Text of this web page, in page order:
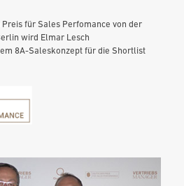
für Sales Perfomance von der
wird Elmar Lesch
8A-Saleskonzept für die Shortlist